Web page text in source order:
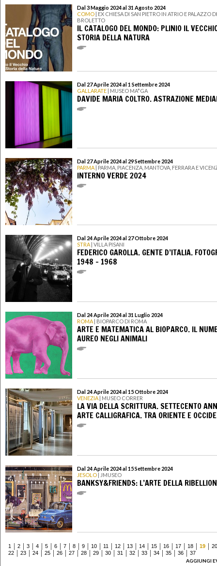
Dal 3 Maggio 2024 al 31 Agosto 2024
COMO | EX CHIESA DI SAN PIETRO IN ATRIO E PALAZZO
BROLETTO
IL CATALOGO DEL MONDO: PLINIO IL
STORIA DELLA NATURA
Dal 27 Aprile 2024 al 1 Settembre 2024
GALLARATE | MUSEO MA*GA
DAVIDE MARIA COLTRO. ASTRAZIONE
Dal 27 Aprile 2024 al 29 Settembre 2024
PARMA | PARMA, PIACENZA, MANTOVA, FERRARA E
INTERNO VERDE 2024
Dal 24 Aprile 2024 al 27 Ottobre 2024
STRA | VILLA PISANI
FEDERICO GAROLLA. GENTE D’ITALIA.
1948 – 1968
Dal 24 Aprile 2024 al 31 Luglio 2024
ROMA | BIOPARCO DI ROMA
ARTE E MATEMATICA AL BIOPARCO. IL
AUREO NEGLI ANIMALI
Dal 24 Aprile 2024 al 15 Ottobre 2024
VENEZIA | MUSEO CORRER
LA VIA DELLA SCRITTURA. SETTECENTO
ARTE CALLIGRAFICA. TRA ORIENTE E
Dal 24 Aprile 2024 al 15 Settembre 2024
JESOLO | JMUSEO
BANKSY&FRIENDS: L’ARTE DELLA
1 2 3 4 5 6 7 8 9 10 11 12 13 14 15 16 17 18 19
20
22
23 24 25 26 27 28 29 30 31 32 33 34 35 36
37
AGGIUNGI